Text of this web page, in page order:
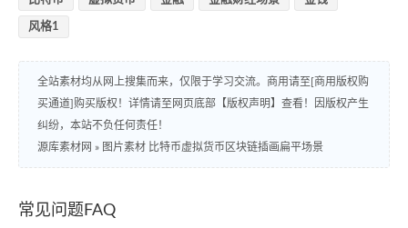
风格1
全站素材均从网上搜集而来，仅限于学习交流。商用请至[商用版权购
买通道]购买版权！详情请至网页底部【版权声明】查看！因版权产生
纠纷，本站不负任何责任！
源库素材网 » 图片素材 比特币虚拟货币区块链插画扁平场景
常见问题FAQ